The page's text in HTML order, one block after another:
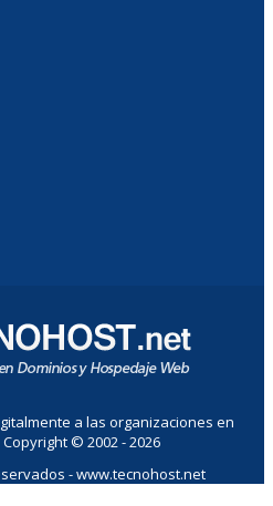
a las organizaciones en
© 2002 - 2026
- www.tecnohost.net